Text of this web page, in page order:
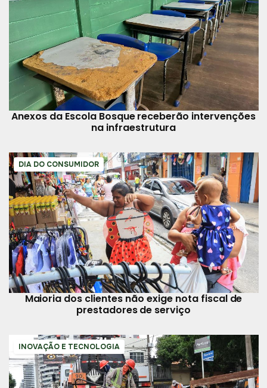
Anexos da Escola Bosque receberão intervenções
na infraestrutura
DIA DO CONSUMIDOR
Maioria dos clientes não exige nota fiscal de
prestadores de serviço
INOVAÇÃO E TECNOLOGIA